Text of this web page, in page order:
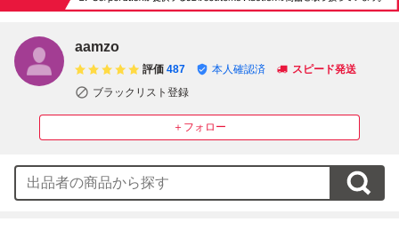
aamzo
＋フォロー
評価 487 本人確認済
スピード発送
ブラックリスト登録